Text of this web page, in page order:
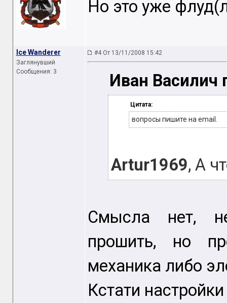
Но это уже
Ice Wanderer
Заглянувший
Сообщения: 3
#4 От 13/11/2008 15:42
Иван Василич
Цитата:
вопросы пишите на email.
Artur1969, А
Смысла нет,
прошить, но
механика либо
Кстати